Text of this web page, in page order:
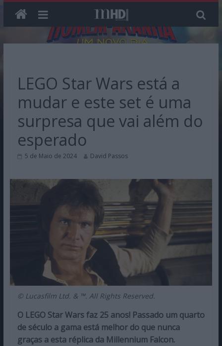
LEGO Star Wars está a
mudar e este set é uma
surpresa que vai além do
esperado
5 de Maio de 2024 David Passos
© Lucasfilm Ltd. & ™. All Rights Reserved.
O LEGO Star Wars faz 25 anos! Passado um quarto
de século a gama está melhor do que nunca
graças a esta réplica da Millennium Falcon.